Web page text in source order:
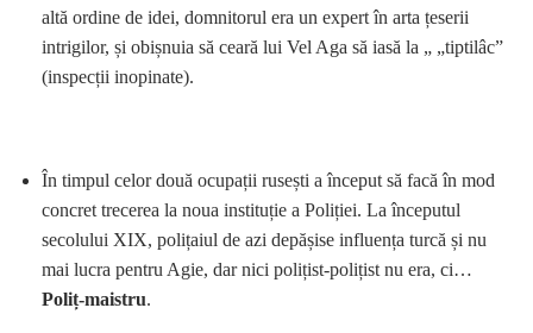
altă ordine de idei, domnitorul era un expert în arta țeserii
intrigilor, și obișnuia să ceară lui Vel Aga să iasă la „ „tiptilâc”
(inspecții inopinate).
În timpul celor două ocupații rusești a început să facă în mod
concret trecerea la noua instituție a Poliției. La începutul
secolului XIX, polițaiul de azi depășise influența turcă și nu
mai lucra pentru Agie, dar nici polițist-polițist nu era, ci…
Poliț-maistru.